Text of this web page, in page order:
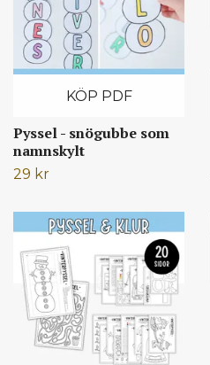
KÖP PDF
Pyssel - snögubbe som
namnskylt
29 kr